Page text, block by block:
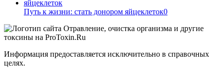
Путь к жизни: стать донором яйцеклеток0
Информация предоставляется исключительно в справочных
целях.